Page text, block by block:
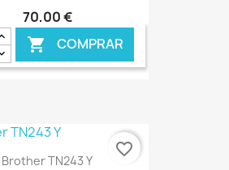
70,00 €
 COMPRAR
€ ONLINE
Brother TN243 Y
favorite_border